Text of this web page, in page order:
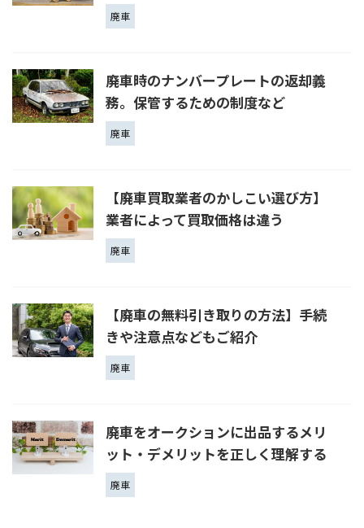
廃車
廃車時のナンバープレートの返却義
務。保管するための制度など
廃車
【廃車買取業者のかしこい選び方】
業者によって買取価格は違う
廃車
【廃車の無料引き取りの方法】手続
きや注意点などもご紹介
廃車
廃車をオークションに出品するメリ
ット・デメリットを正しく理解する
廃車